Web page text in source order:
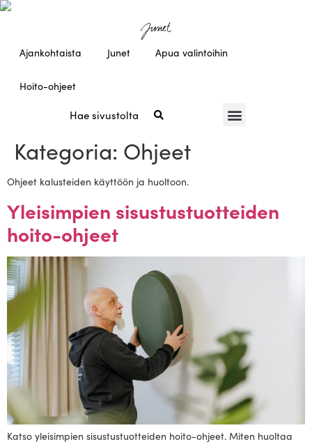
Ajankohtaista Junet Apua valintoihin
Hoito-ohjeet
Kategoria: Ohjeet
Ohjeet kalusteiden käyttöön ja huoltoon.
Yleisimpien sisustustuotteiden
hoito-ohjeet
Katso yleisimpien sisustustuotteiden hoito-ohjeet. Miten huoltaa